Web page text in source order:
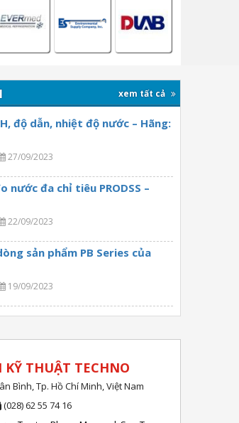
xem tất cả
độ dẫn, nhiệt độ nước – Hãng:
27/09/2023
đa chỉ tiêu PRODSS –
22/09/2023
sản phẩm PB Series của
19/09/2023
KỸ THUẬT TECHNO
Bình, Tp. Hồ Chí Minh, Việt Nam
(028) 62 55 74 16